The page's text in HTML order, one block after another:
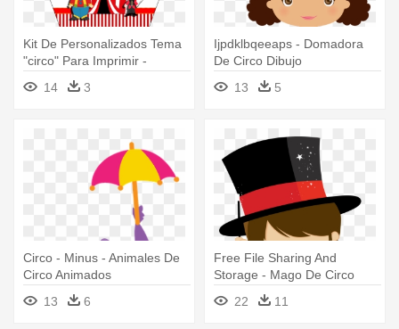
Kit De Personalizados Tema
"circo" Para Imprimir -
Banderines De Cumpleaños
De Circo
14 3
Ijpdklbqeeaps - Domadora
De Circo Dibujo
13
5
Circo - Minus - Animales De
Circo Animados
13
6
Free File Sharing And
Storage - Mago De Circo
22 11